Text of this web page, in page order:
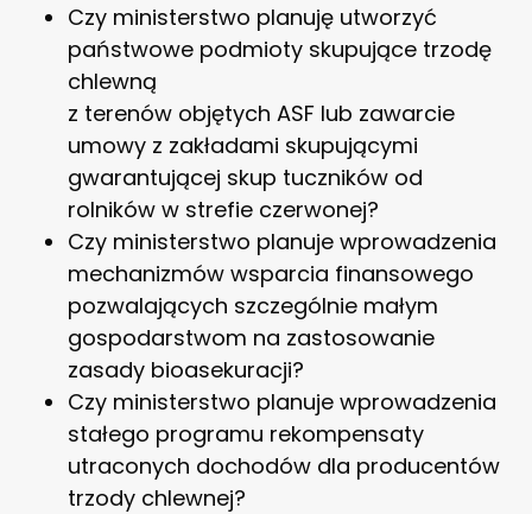
Czy ministerstwo planuję utworzyć
państwowe podmioty skupujące trzodę
chlewną
z terenów objętych ASF lub zawarcie
umowy z zakładami skupującymi
gwarantującej skup tuczników od
rolników w strefie czerwonej?
Czy ministerstwo planuje wprowadzenia
mechanizmów wsparcia finansowego
pozwalających szczególnie małym
gospodarstwom na zastosowanie
zasady bioasekuracji?
Czy ministerstwo planuje wprowadzenia
stałego programu rekompensaty
utraconych dochodów dla producentów
trzody chlewnej?